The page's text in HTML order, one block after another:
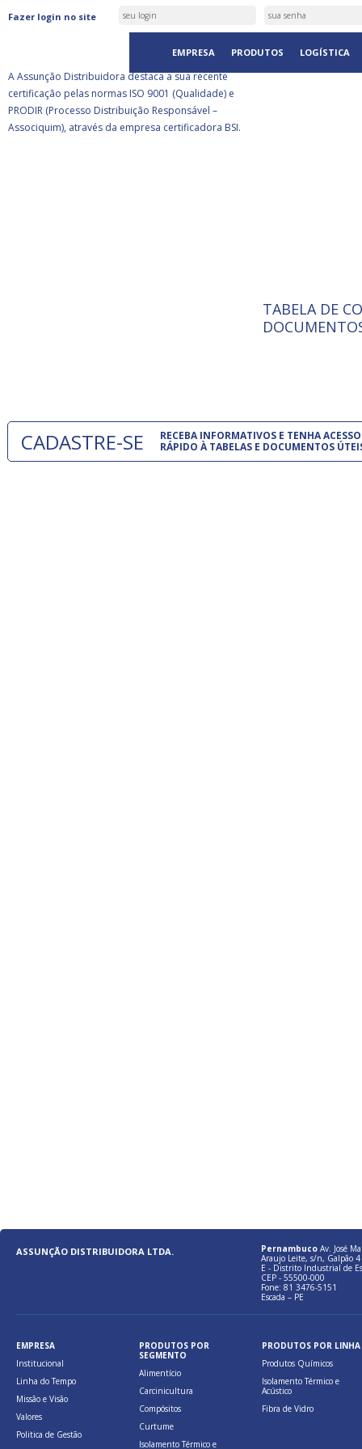
Fazer login no site
EMPRESA PRODUTOS LOGÍSTICA
ASSUNÇÃO DISTRIBUIDORA É
CERTIFICADA PELA BSI
A Assunção Distribuidora destaca a sua recente
certificação pelas normas ISO 9001 (Qualidade) e
PRODIR (Processo Distribuição Responsável –
Associquim), através da empresa certificadora BSI.
ISO 9001:
A
TABELA DE
CADASTRE-SE
RECEBA INFORMATIVOS E TENHA ACESSO
RÁPIDO À TABELAS E DOCUMENTOS
ASSUNÇÃO DISTRIBUIDORA LTDA. Pernambuco Av. José
Araujo Leite, s/n, Galpão 4
E - Distrito Industrial de
CEP - 55500-000
Fone: 81 3476-5151
Escada – PE
EMPRESA
Institucional
Linha do Tempo
Missão e Visão
Valores
Politica de Gestão
PRODUTOS POR
SEGMENTO
Alimentício
Carcinicultura
Compósitos
Curtume
Isolamento Térmico e
PRODUTOS POR LINHA
Produtos Químicos
Isolamento Térmico e
Acústico
Fibra de Vidro